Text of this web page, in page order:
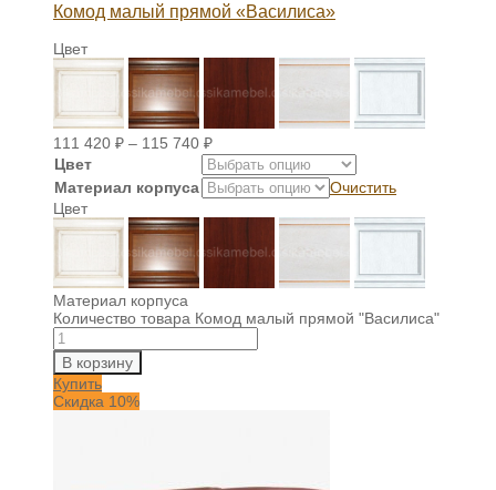
Комод малый прямой «Василиса»
Цвет
111 420 ₽ – 115 740 ₽
Цвет
Материал корпуса
Очистить
Цвет
Материал корпуса
Количество товара Комод малый прямой "Василиса"
В корзину
Купить
Скидка 10%